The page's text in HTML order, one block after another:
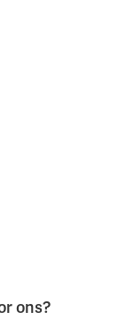
ons?